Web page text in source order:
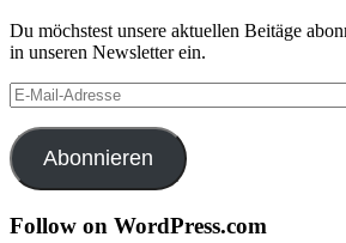
Du möchstest unsere aktuellen Beitäge
in unseren Newsletter ein.
E-
Mail-
Adresse
Abonnieren
Follow on WordPress.com